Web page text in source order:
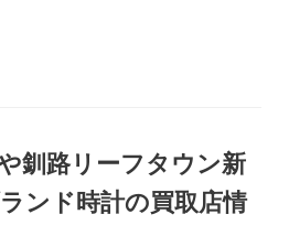
釧路リーフタウン新
ンド時計の買取店情